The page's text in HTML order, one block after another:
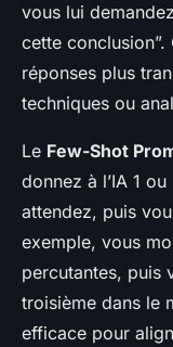
vous lui
cette
réponses plus
techniques ou
Le Few-Shot
donnez à l’IA 1
attendez, puis
exemple, vous
percutantes, puis
troisième dans le
efficace pour